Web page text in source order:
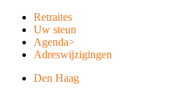
Retraites
Uw steun
Agenda>
Adreswijzigingen
Den Haag